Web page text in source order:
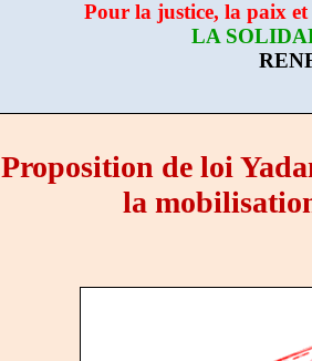
Pour la justice, la paix
LA
Proposition de loi
la